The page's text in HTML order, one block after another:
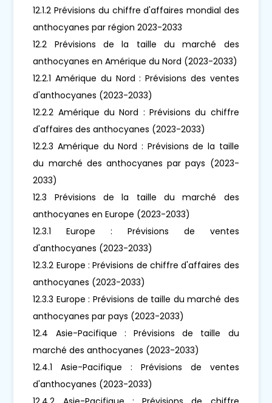
12.1.2 Prévisions du chiffre d'affaires mondial des
anthocyanes par région 2023-2033
12.2 Prévisions de la taille du marché des
anthocyanes en Amérique du Nord (2023-2033)
12.2.1 Amérique du Nord : Prévisions des ventes
d'anthocyanes (2023-2033)
12.2.2 Amérique du Nord : Prévisions du chiffre
d'affaires des anthocyanes (2023-2033)
12.2.3 Amérique du Nord : Prévisions de la taille
du marché des anthocyanes par pays (2023-
2033)
12.3 Prévisions de la taille du marché des
anthocyanes en Europe (2023-2033)
12.3.1 Europe : Prévisions de ventes
d'anthocyanes (2023-2033)
12.3.2 Europe : Prévisions de chiffre d'affaires des
anthocyanes (2023-2033)
12.3.3 Europe : Prévisions de taille du marché des
anthocyanes par pays (2023-2033)
12.4 Asie-Pacifique : Prévisions de taille du
marché des anthocyanes (2023-2033)
12.4.1 Asie-Pacifique : Prévisions de ventes
d'anthocyanes (2023-2033)